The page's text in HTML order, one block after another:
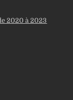
2020 à 2023